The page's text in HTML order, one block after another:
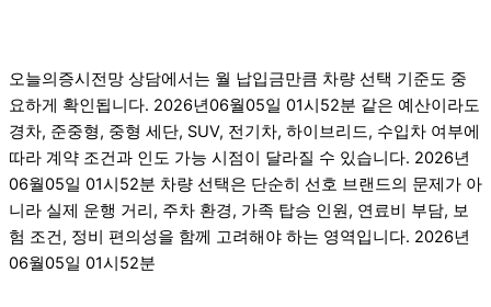
오늘의증시전망 상담에서는 월 납입금만큼 차량 선택 기준도 중
요하게 확인됩니다. 2026년06월05일 01시52분 같은 예산이라도
경차, 준중형, 중형 세단, SUV, 전기차, 하이브리드, 수입차 여부에
따라 계약 조건과 인도 가능 시점이 달라질 수 있습니다. 2026년
06월05일 01시52분 차량 선택은 단순히 선호 브랜드의 문제가 아
니라 실제 운행 거리, 주차 환경, 가족 탑승 인원, 연료비 부담, 보
험 조건, 정비 편의성을 함께 고려해야 하는 영역입니다. 2026년
06월05일 01시52분